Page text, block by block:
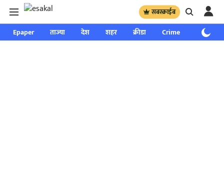
सबस्क्राईब
Epaper ताज्या देश शहर क्रीडा Crime साप्ताहिक